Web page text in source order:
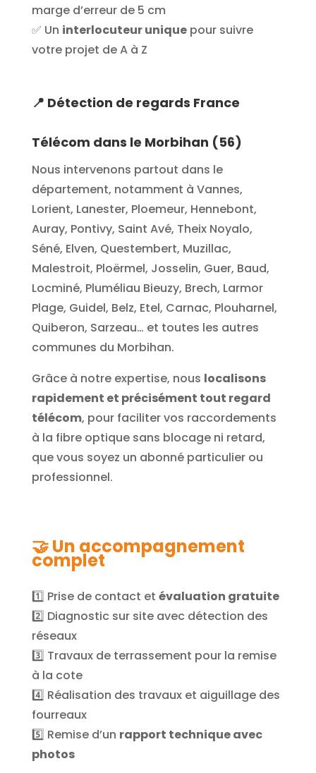
marge d’erreur de 5 cm
✅ Un interlocuteur uniquepour suivre
votre projet de A à Z
📍 Détection de regards France
Télécom dans le Morbihan (56)
Nous intervenons partout dans le
département, notamment à Vannes,
Lorient, Lanester, Ploemeur, Hennebont,
Auray, Pontivy, Saint Avé, Theix Noyalo,
Séné, Elven, Questembert, Muzillac,
Malestroit, Ploërmel, Josselin, Guer, Baud,
Locminé, Pluméliau Bieuzy, Brech, Larmor
Plage, Guidel, Belz, Etel, Carnac, Plouharnel,
Quiberon, Sarzeau… et toutes les autres
communes du Morbihan.
Grâce à notre expertise, nous localisons
rapidement et précisément tout regard
télécom, pour faciliter vos raccordements
à la fibre optique sans blocage ni retard,
que vous soyez un abonné particulier ou
professionnel.
🤝Un accompagnement
complet
1️⃣ Prise de contact et évaluation gratuite
2️⃣ Diagnostic sur site avec détection des
réseaux
3️⃣ Travaux de terrassement pour la remise
à la cote
4️⃣ Réalisation des travaux et aiguillage des
fourreaux
5️⃣ Remise d’un rapport technique avec
photos